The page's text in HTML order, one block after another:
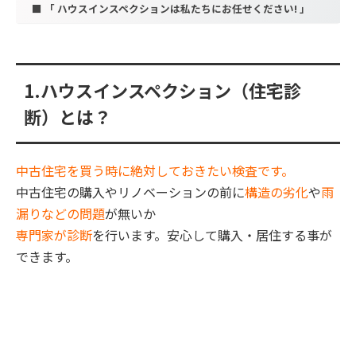
「 ハウスインスペクションは私たちにお任せください! 」
1.ハウスインスペクション（住宅診
断）とは？
中古住宅を買う時に絶対しておきたい検査です。
中古住宅の購入やリノベーションの前に構造の劣化や雨
漏りなどの問題が無いか
専門家が診断を行います。安心して購入・居住する事が
できます。